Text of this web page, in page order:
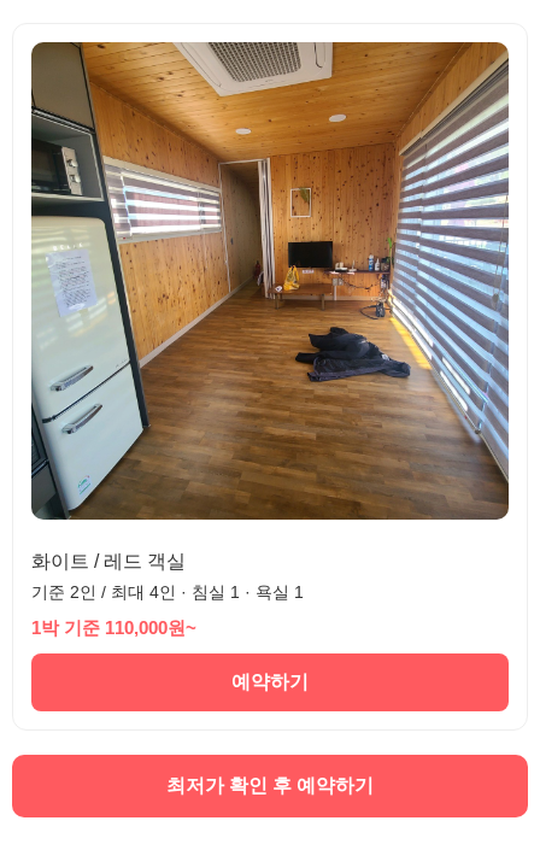
화이트 / 레드 객실
기준 2인 / 최대 4인 · 침실 1 · 욕실 1
1박 기준 110,000원~
예약하기
최저가 확인 후 예약하기